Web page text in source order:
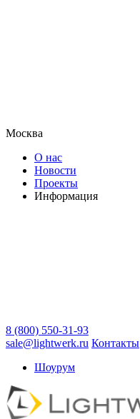
Москва
О нас
Новости
Проекты
Информация
8 (800) 550-31-93
sale@lightwerk.ru Контакты
Шоурум